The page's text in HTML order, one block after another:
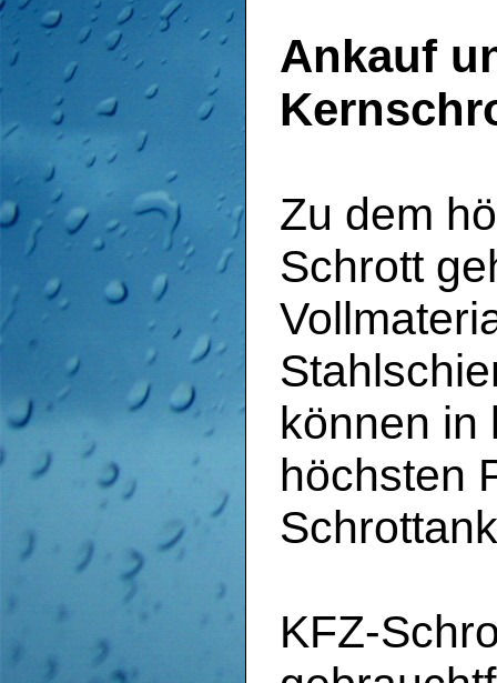
Ankauf
Zu dem
Schrott
können in
höchsten
KFZ-